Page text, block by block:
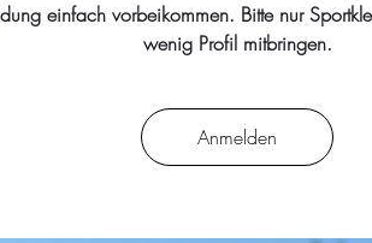
einfach vorbeikommen. Bitte nur
wenig Profil mitbringen.
Anmelden